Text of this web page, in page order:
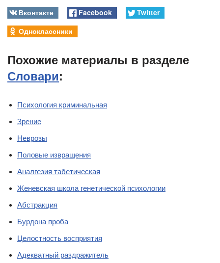
Вконтакте Facebook
Twitter
Одноклассники
Похожие материалы в разделе
Словари:
Психология криминальная
Зрение
Неврозы
Половые извращения
Аналгезия табетическая
Женевская школа генетической психологии
Абстракция
Бурдона проба
Целостность восприятия
Адекватный раздражитель